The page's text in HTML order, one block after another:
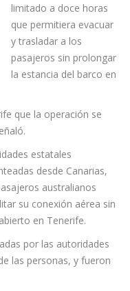
desde el primer
momento un operativo
limitado a doce horas
que permitiera evacuar
y trasladar a los
la estancia del barco en
que la operación se
estatales
desde Canarias,
australianos
su conexión aérea sin
en Tenerife.
por las autoridades